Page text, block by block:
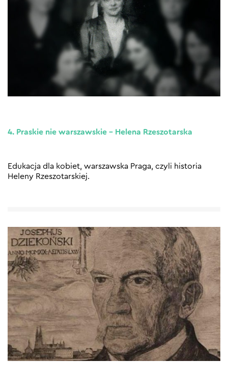
4. Praskie nie warszawskie – Helena Rzeszotarska
Edukacja dla kobiet, warszawska Praga, czyli historia
Heleny Rzeszotarskiej.